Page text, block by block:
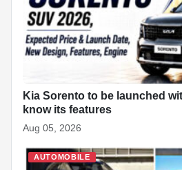
Kia Sorento to be launched
know its features
Aug 05, 2026
AUTOMOBILE